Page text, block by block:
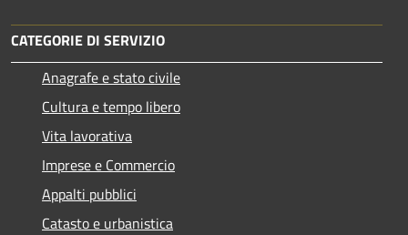
CATEGORIE DI SERVIZIO
Anagrafe e stato civile
Cultura e tempo libero
Vita lavorativa
Imprese e Commercio
Appalti pubblici
Catasto e urbanistica